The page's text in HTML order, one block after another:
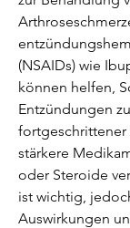
(NSAIDs) wie
können helfen,
Entzündungen
stärkere
oder Steroide
ist wichtig,
Auswirkungen